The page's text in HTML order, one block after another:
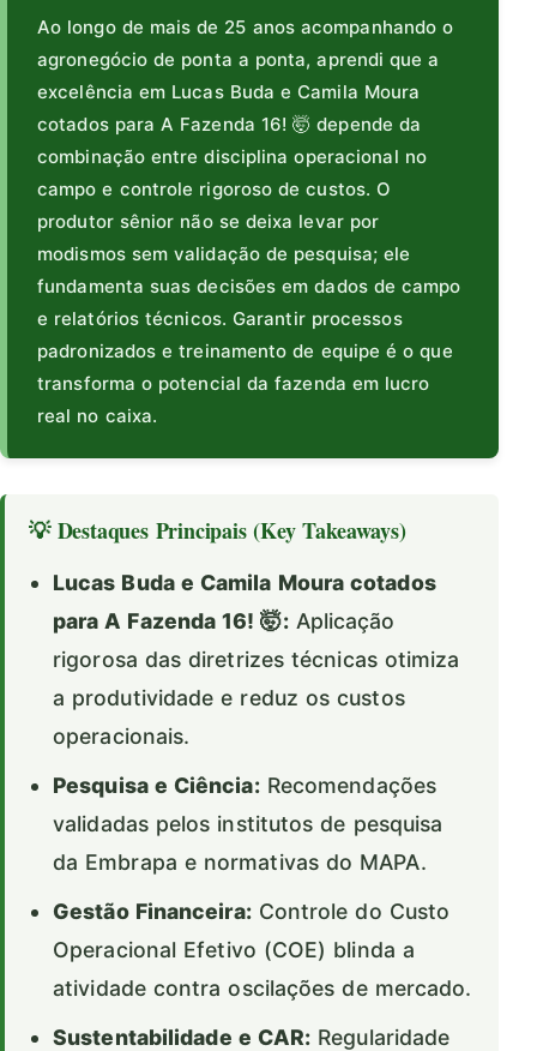
Ao longo de mais de 25 anos acompanhando o
agronegócio de ponta a ponta, aprendi que a
excelência em Lucas Buda e Camila Moura
cotados para A Fazenda 16! 🤯 depende da
combinação entre disciplina operacional no
campo e controle rigoroso de custos. O
produtor sênior não se deixa levar por
modismos sem validação de pesquisa; ele
fundamenta suas decisões em dados de campo
e relatórios técnicos. Garantir processos
padronizados e treinamento de equipe é o que
transforma o potencial da fazenda em lucro
real no caixa.
💡 Destaques Principais (Key Takeaways)
Lucas Buda e Camila Moura cotados
para A Fazenda 16! 🤯:Aplicação
rigorosa das diretrizes técnicas otimiza
a produtividade e reduz os custos
operacionais.
Pesquisa e Ciência:Recomendações
validadas pelos institutos de pesquisa
da Embrapa e normativas do MAPA.
Gestão Financeira:Controle do Custo
Operacional Efetivo (COE) blinda a
atividade contra oscilações de mercado.
Sustentabilidade e CAR: Regularidade